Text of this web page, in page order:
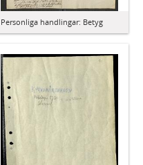
Personliga handlingar: Betyg